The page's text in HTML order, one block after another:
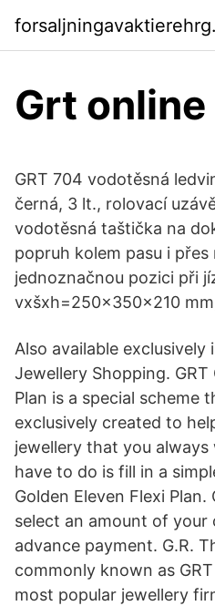
Grt
GRT 704 vodotěsná
černá, 3 lt., rolovací
vodotěsná taštička na
popruh kolem pasu i přes
jednoznačnou pozici při
vxšxh=250x350x210
Also available exclusively
Jewellery Shopping. GRT
Plan is a special scheme
exclusively created to
jewellery that you
have to do is fill in a
Golden Eleven Flexi
select an amount of your
advance payment. G.R.
commonly known as
most popular jewellery